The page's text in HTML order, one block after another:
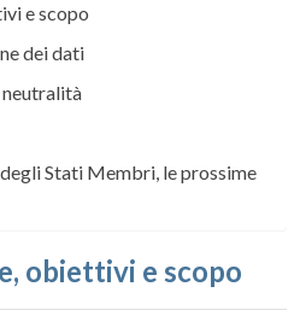
e scopo
dei dati
neutralità
Stati Membri, le prossime
obiettivi e scopo